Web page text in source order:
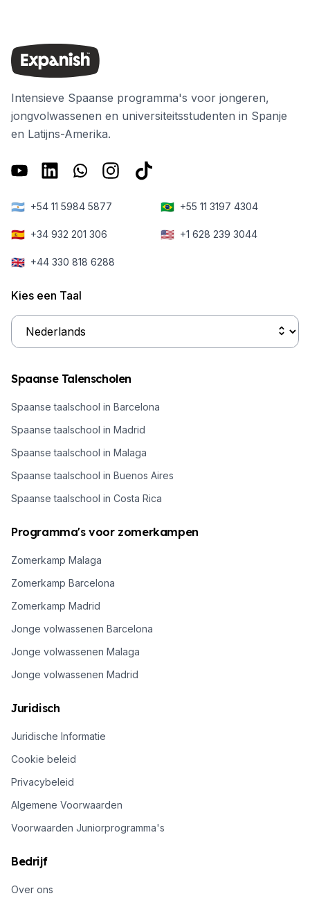
Intensieve Spaanse programma's voor jongeren,
jongvolwassenen en universiteitsstudenten in Spanje
en Latijns-Amerika.
🇦🇷 +54 11 5984 5877 🇧🇷 +55 11 3197 4304
🇪🇸 +34 932 201 306 🇺🇸 +1 628 239 3044
🇬🇧 +44 330 818 6288
Kies een Taal
Spaanse Talenscholen
Spaanse taalschool in Barcelona
Spaanse taalschool in Madrid
Spaanse taalschool in Malaga
Spaanse taalschool in Buenos Aires
Spaanse taalschool in Costa Rica
Programma's voor zomerkampen
Zomerkamp Malaga
Zomerkamp Barcelona
Zomerkamp Madrid
Jonge volwassenen Barcelona
Jonge volwassenen Malaga
Jonge volwassenen Madrid
Juridisch
Juridische Informatie
Cookie beleid
Privacybeleid
Algemene Voorwaarden
Voorwaarden Juniorprogramma's
Bedrijf
Over ons